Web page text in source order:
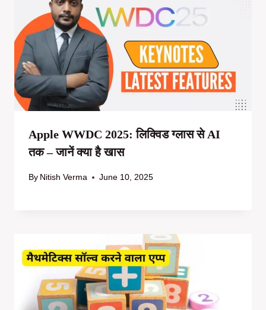
Apple WWDC 2025: लिक्विड ग्लास से AI
तक – जानें क्या है खास
By Nitish Verma June 10, 2025